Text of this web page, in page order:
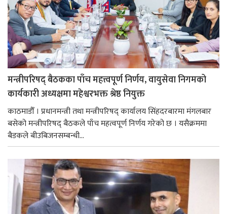
मन्त्रीपरिषद् बैठकका पाँच महत्त्वपूर्ण निर्णय, वायुसेवा निगमको
कार्यकारी अध्यक्षमा महेश्वरभक्त श्रेष्ठ नियुक्त
काठमाडौँ । प्रधानमन्त्री तथा मन्त्रीपरिषद् कार्यालय सिंहदरबारमा मंगलबार
बसेको मन्त्रीपरिषद् बैठकले पाँच महत्वपूर्ण निर्णय गरेको छ । यसैक्रममा
बैडकले बीउबिजनसम्बन्धी...